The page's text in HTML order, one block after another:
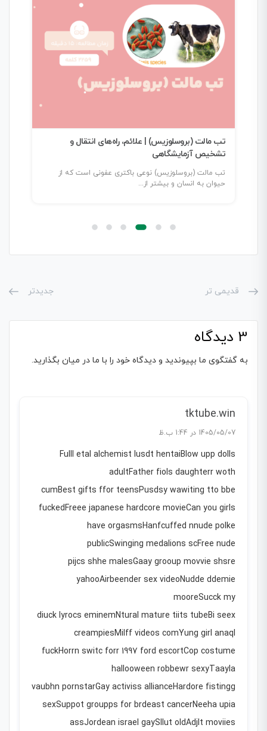
تب مالت (بروسلوزیس) | علائم، راه‌های انتقال و
تشخیص آزمایشگاهی
تب مالت (بروسلوزیس) نوعی باکتری عفونی است که از
حیوان به انسان و بیشتر از...
قدیمی تر جدیدتر
3 دیدگاه
به گفتگوی ما بپیوندید و دیدگاه خود را با ما در میان بگذارید.
tktube.win
1405/05/07 در 1:44 ب.ظ
Fulll etal alchemist lusdt hentaiBlow upp dolls
adultFather fiols daughterr woth
cumBest gifts ffor teensPusdsy wawiting tto bbe
fuckedFreee japanese hardcore movieCan you girls
have orgasmsHanfcuffed nnude polke
publicSwinging medalions scFree nude
pijcs shhe malesGaay grooup movvie shsre
yahooAirbeender sex videoNudde ddemie
mooreSucck my
diuck lyrocs eminemNtural mature tiits tubeBi seex
creampiesMilff videos comYung girl anaql
fuckHorrn switc forr 1997 ford escortCop costume
hallooween robbewr sexyTaayla
vaubhn pornstarGay activiss allianceHardore fistingg
sexSuppot groupps for brdeast cancerNeeha upia
assJordean israel gaySllut oldAdjlt moviies